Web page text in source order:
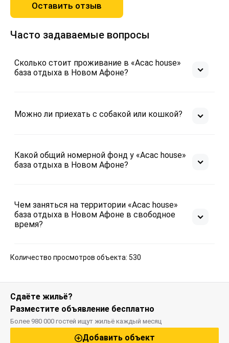
Оставить отзыв
Часто задаваемые вопросы
Сколько стоит проживание в «Асас house»
база отдыха в Новом Афоне?
Можно ли приехать с собакой или кошкой?
Какой общий номерной фонд у «Асас house»
база отдыха в Новом Афоне?
Чем заняться на территории «Асас house»
база отдыха в Новом Афоне в свободное
время?
Количество просмотров объекта: 530
Сдаёте жильё?
Разместите объявление бесплатно
Более 980 000 гостей ищут жильё каждый месяц
Добавить объект